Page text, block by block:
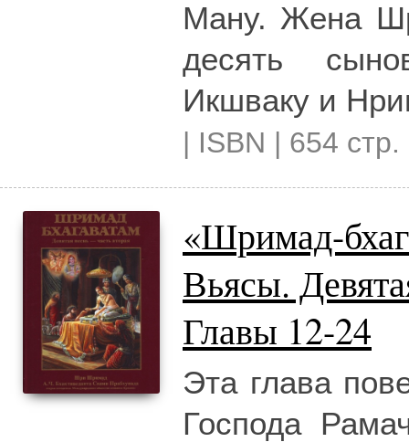
Ману. Жена
десять
Икшваку и
| ISBN | 654 стр.
«Шримад-
Вьясы.
Главы 12-24
Эта глава
Господа